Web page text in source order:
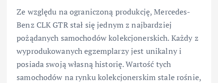
Ze względu na ograniczoną produkcję, Mercedes-
Benz CLK GTR stał się jednym z najbardziej
pożądanych samochodów kolekcjonerskich. Każdy z
wyprodukowanych egzemplarzy jest unikalny i
posiada swoją własną historię. Wartość tych
samochodów na rynku kolekcjonerskim stale rośnie,